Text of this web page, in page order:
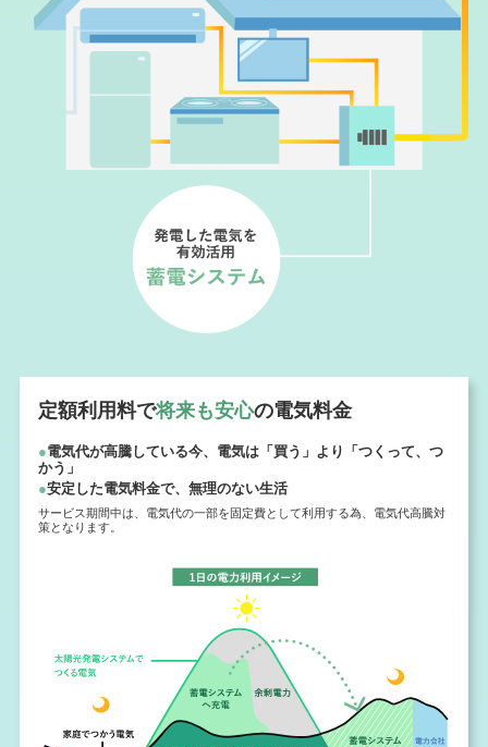
定額利⽤料で将来も安⼼の電気料⾦
●電気代が高騰している今、電気は「買う」より「つくって、つ
かう」
●安定した電気料⾦で、無理のない⽣活
サービス期間中は、電気代の⼀部を固定費として利⽤する為、電気代⾼騰対
策となります。